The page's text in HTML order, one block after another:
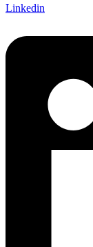
Linkedin